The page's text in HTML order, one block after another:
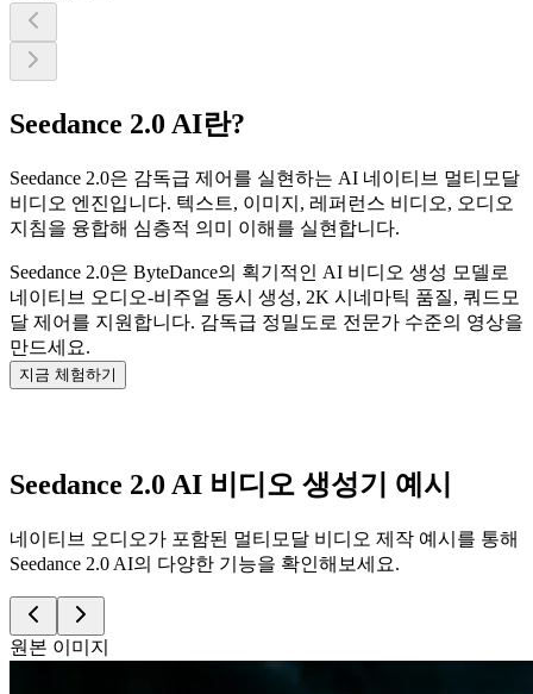
Seedance 2.0 AI란?
Seedance 2.0은 감독급 제어를 실현하는 AI 네이티브 멀티모달
비디오 엔진입니다. 텍스트, 이미지, 레퍼런스 비디오, 오디오
지침을 융합해 심층적 의미 이해를 실현합니다.
Seedance 2.0은 ByteDance의 획기적인 AI 비디오 생성 모델로
네이티브 오디오-비주얼 동시 생성, 2K 시네마틱 품질, 쿼드모
달 제어를 지원합니다. 감독급 정밀도로 전문가 수준의 영상을
만드세요.
지금 체험하기
Seedance 2.0 AI 비디오 생성기 예시
네이티브 오디오가 포함된 멀티모달 비디오 제작 예시를 통해
Seedance 2.0 AI의 다양한 기능을 확인해보세요.
원본 이미지